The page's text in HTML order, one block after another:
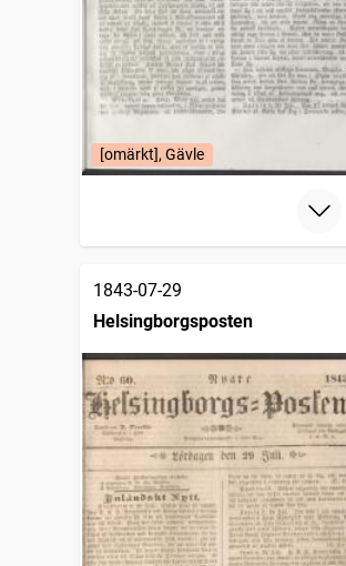
[omärkt], Gävle
1843-07-29
Helsingborgsposten